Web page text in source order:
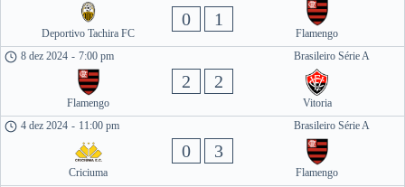
Deportivo Tachira FC
0 1
Flamengo
Brasileiro Série A
8 dez 2024 - 7:00 pm
Flamengo
2 2
Vitoria
Brasileiro Série A
4 dez 2024 - 11:00 pm
Criciuma
0 3
Flamengo